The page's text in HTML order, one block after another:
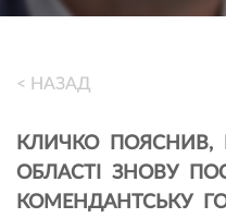
< НАЗАД
КЛИЧКО ПОЯСНИВ,
ОБЛАСТІ ЗНОВУ
КОМЕНДАНТСЬКУ